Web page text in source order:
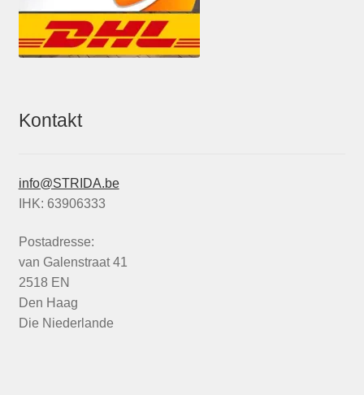
Kontakt
info@STRIDA.be
IHK: 63906333
Postadresse:
van Galenstraat 41
2518 EN
Den Haag
Die Niederlande